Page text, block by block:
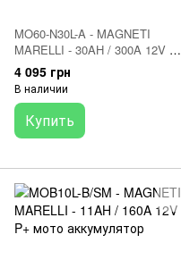
MO60-N30L-A - MAGNETI
MARELLI - 30AH / 300A 12V P+
Аккумулятор
4 095 грн
В наличии
Купить